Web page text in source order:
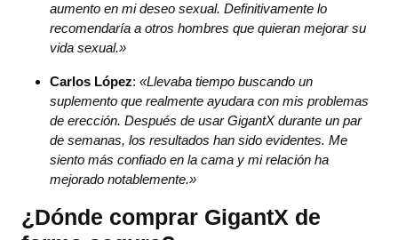
aumento en mi deseo sexual. Definitivamente lo
recomendaría a otros hombres que quieran mejorar su
vida sexual.»
Carlos López: «Llevaba tiempo buscando un
suplemento que realmente ayudara con mis problemas
de erección. Después de usar GigantX durante un par
de semanas, los resultados han sido evidentes. Me
siento más confiado en la cama y mi relación ha
mejorado notablemente.»
¿Dónde comprar GigantX de